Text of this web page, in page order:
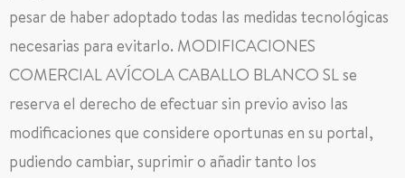
pesar de haber adoptado todas las medidas tecnológicas
necesarias para evitarlo. MODIFICACIONES
COMERCIAL AVÍCOLA CABALLO BLANCO SL se
reserva el derecho de efectuar sin previo aviso las
modificaciones que considere oportunas en su portal,
pudiendo cambiar, suprimir o añadir tanto los